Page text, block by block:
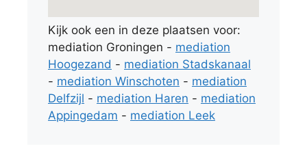
Kijk ook een in deze plaatsen voor:
mediation Groningen - mediation
Hoogezand - mediation Stadskanaal
- mediation Winschoten - mediation
Delfzijl - mediation Haren - mediation
Appingedam - mediation Leek